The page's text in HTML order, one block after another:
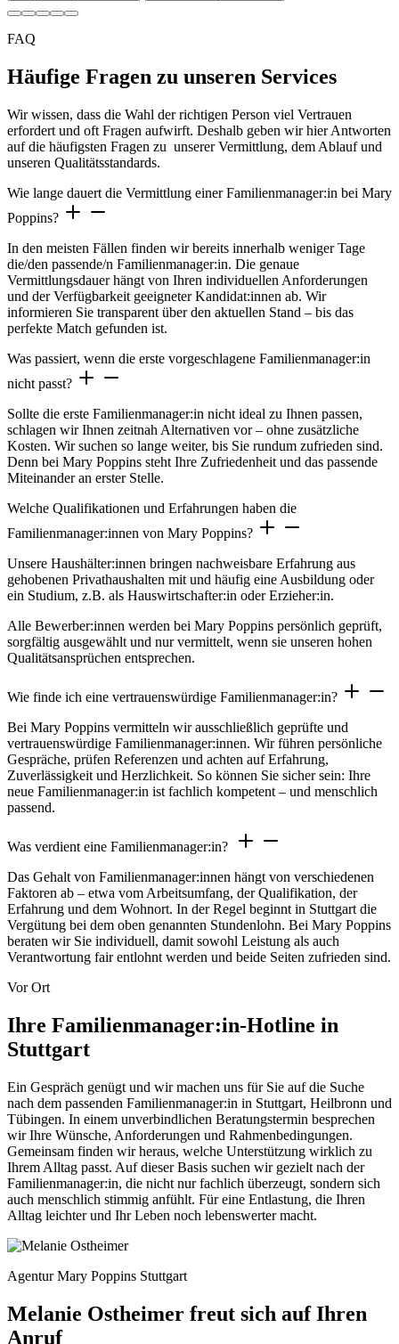
FAQ
Häufige Fragen zu unseren Services
Wir wissen, dass die Wahl der richtigen Person viel Vertrauen
erfordert und oft Fragen aufwirft. Deshalb geben wir hier Antworten
auf die häufigsten Fragen zu unserer Vermittlung, dem Ablauf und
unseren Qualitätsstandards.
Wie lange dauert die Vermittlung einer Familienmanager:in bei Mary
Poppins?
In den meisten Fällen finden wir bereits innerhalb weniger Tage
die/den passende/n Familienmanager:in. Die genaue
Vermittlungsdauer hängt von Ihren individuellen Anforderungen
und der Verfügbarkeit geeigneter Kandidat:innen ab. Wir
informieren Sie transparent über den aktuellen Stand – bis das
perfekte Match gefunden ist.
Was passiert, wenn die erste vorgeschlagene Familienmanager:in
nicht passt?
Sollte die erste Familienmanager:in nicht ideal zu Ihnen passen,
schlagen wir Ihnen zeitnah Alternativen vor – ohne zusätzliche
Kosten. Wir suchen so lange weiter, bis Sie rundum zufrieden sind.
Denn bei Mary Poppins steht Ihre Zufriedenheit und das passende
Miteinander an erster Stelle.
Welche Qualifikationen und Erfahrungen haben die
Familienmanager:innen von Mary Poppins?
Unsere Haushälter:innen bringen nachweisbare Erfahrung aus
gehobenen Privathaushalten mit und häufig eine Ausbildung oder
ein Studium, z.B. als Hauswirtschafter:in oder Erzieher:in.
Alle Bewerber:innen werden bei Mary Poppins persönlich geprüft,
sorgfältig ausgewählt und nur vermittelt, wenn sie unseren hohen
Qualitätsansprüchen entsprechen.
Wie finde ich eine vertrauenswürdige Familienmanager:in?
Bei Mary Poppins vermitteln wir ausschließlich geprüfte und
vertrauenswürdige Familienmanager:innen. Wir führen persönliche
Gespräche, prüfen Referenzen und achten auf Erfahrung,
Zuverlässigkeit und Herzlichkeit. So können Sie sicher sein: Ihre
neue Familienmanager:in ist fachlich kompetent – und menschlich
passend.
Was verdient eine Familienmanager:in?
Das Gehalt von Familienmanager:innen hängt von verschiedenen
Faktoren ab – etwa vom Arbeitsumfang, der Qualifikation, der
Erfahrung und dem Wohnort. In der Regel beginnt in Stuttgart die
Vergütung bei dem oben genannten Stundenlohn. Bei Mary Poppins
beraten wir Sie individuell, damit sowohl Leistung als auch
Verantwortung fair entlohnt werden und beide Seiten zufrieden sind.
Vor Ort
Ihre Familienmanager:in-Hotline in
Stuttgart
Ein Gespräch genügt und wir machen uns für Sie auf die Suche
nach dem passenden Familienmanager:in in Stuttgart, Heilbronn und
Tübingen. In einem unverbindlichen Beratungstermin besprechen
wir Ihre Wünsche, Anforderungen und Rahmenbedingungen.
Gemeinsam finden wir heraus, welche Unterstützung wirklich zu
Ihrem Alltag passt. Auf dieser Basis suchen wir gezielt nach der
Familienmanager:in, die nicht nur fachlich überzeugt, sondern sich
auch menschlich stimmig anfühlt. Für eine Entlastung, die Ihren
Alltag leichter und Ihr Leben noch lebenswerter macht.
Agentur Mary Poppins Stuttgart
Melanie Ostheimer freut sich auf Ihren
Anruf